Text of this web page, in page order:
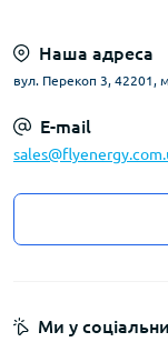
Наша адреса
вул. Перекоп 3, 42201,
E-mail
Ми у